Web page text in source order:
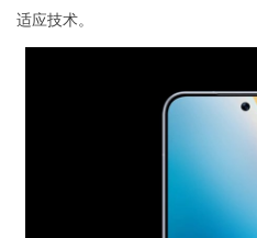
适应技术。